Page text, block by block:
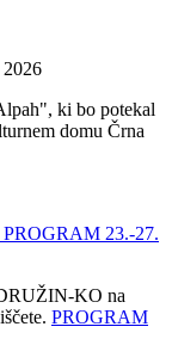
2026
ki bo potekal
domu Črna
23.-27.
KO na
PROGRAM